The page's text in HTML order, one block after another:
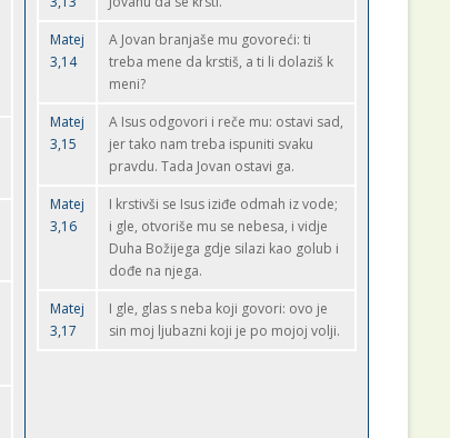
Matej
3,14
A Jovan branjaše mu govoreći: ti
treba mene da krstiš, a ti li dolaziš k
meni?
Matej
3,15
A Isus odgovori i reče mu: ostavi sad,
jer tako nam treba ispuniti svaku
pravdu. Tada Jovan ostavi ga.
Matej
3,16
I krstivši se Isus iziđe odmah iz vode;
i gle, otvoriše mu se nebesa, i vidje
Duha Božijega gdje silazi kao golub i
dođe na njega.
Matej
3,17
I gle, glas s neba koji govori: ovo je
sin moj ljubazni koji je po mojoj volji.